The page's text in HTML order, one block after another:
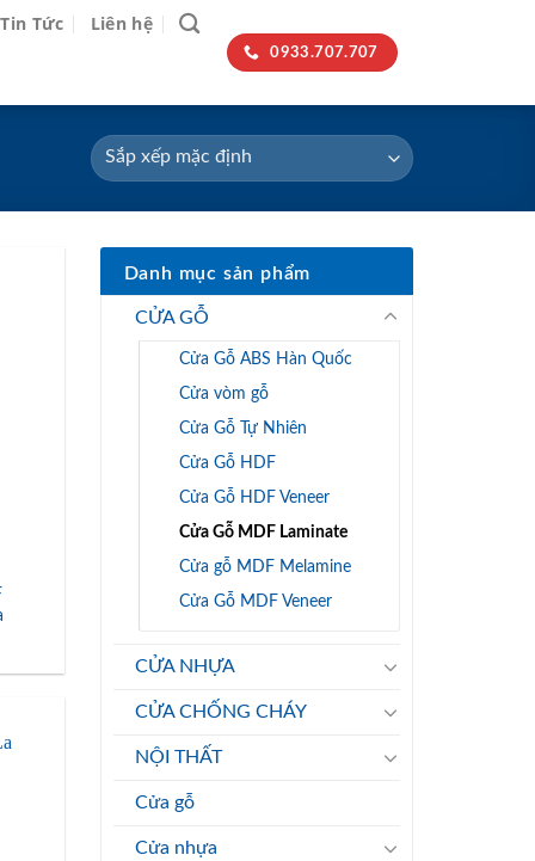
Tin Tức Liên hệ
0933.707.707
Danh mục sản phẩm
CỬA GỖ
Cửa Gỗ ABS Hàn Quốc
Cửa vòm gỗ
Cửa Gỗ Tự Nhiên
Cửa Gỗ HDF
Cửa Gỗ HDF Veneer
Cửa Gỗ MDF Laminate
Cửa gỗ MDF Melamine
Cửa Gỗ MDF Veneer
CỬA NHỰA
CỬA CHỐNG CHÁY
NỘI THẤT
Cửa gỗ
Cửa nhựa